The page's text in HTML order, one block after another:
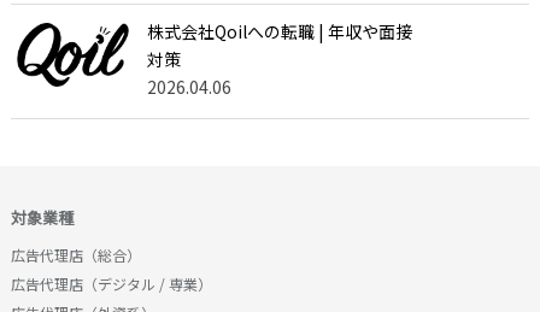
株式会社Qoilへの転職 | 年収や面接
対策
2026.04.06
対象業種
広告代理店（総合）
広告代理店（デジタル / 専業）